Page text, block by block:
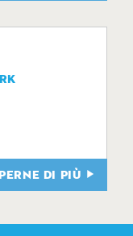
DI PIÙ